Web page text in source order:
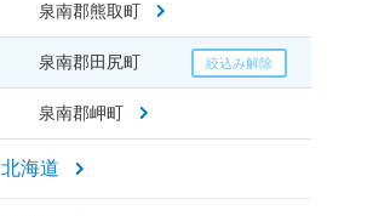
泉南郡熊取町
泉南郡田尻町
泉南郡岬町
北海道